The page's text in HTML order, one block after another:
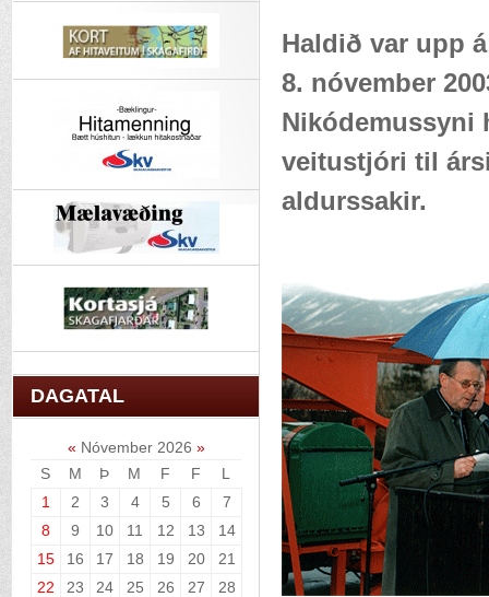
Haldið var upp
8. nóvember
Nikódemussyni
veitustjóri til
aldurssakir.
DAGATAL
« Nóvember 2026 »
S
M Þ M F F
L
1
2 3 4 5 6
7
8
9 10 11 12 13
14
15
16 17 18 19 20
21
22
23 24 25 26 27
28